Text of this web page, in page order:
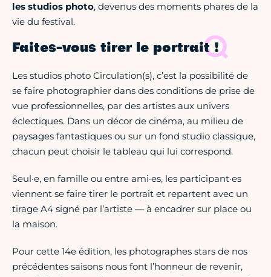
les studios photo, devenus des moments phares de la
vie du festival.
Faites-vous tirer le portrait !
Les studios photo Circulation(s), c’est la possibilité de
se faire photographier dans des conditions de prise de
vue professionnelles, par des artistes aux univers
éclectiques. Dans un décor de cinéma, au milieu de
paysages fantastiques ou sur un fond studio classique,
chacun peut choisir le tableau qui lui correspond.
Seul·e, en famille ou entre ami·es, les participant·es
viennent se faire tirer le portrait et repartent avec un
tirage A4 signé par l’artiste — à encadrer sur place ou
la maison.
Pour cette 14e édition, les photographes stars de nos
précédentes saisons nous font l’honneur de revenir,